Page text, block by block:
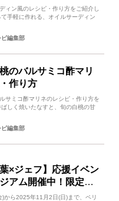
ィン風のレシピ・作り方をご紹介し
手軽に作れる、オイルサーディン
編集部
のバルサミコ酢マリ
作り方
サミコ酢マリネのレシピ・作り方を
しく焼いたなすと、旬の白桃の甘
編集部
葉×ジェフ】応援イベン
アム開催中！限定グ
ケットが当たる！
から2025年11月2日(日)まで、ペリ